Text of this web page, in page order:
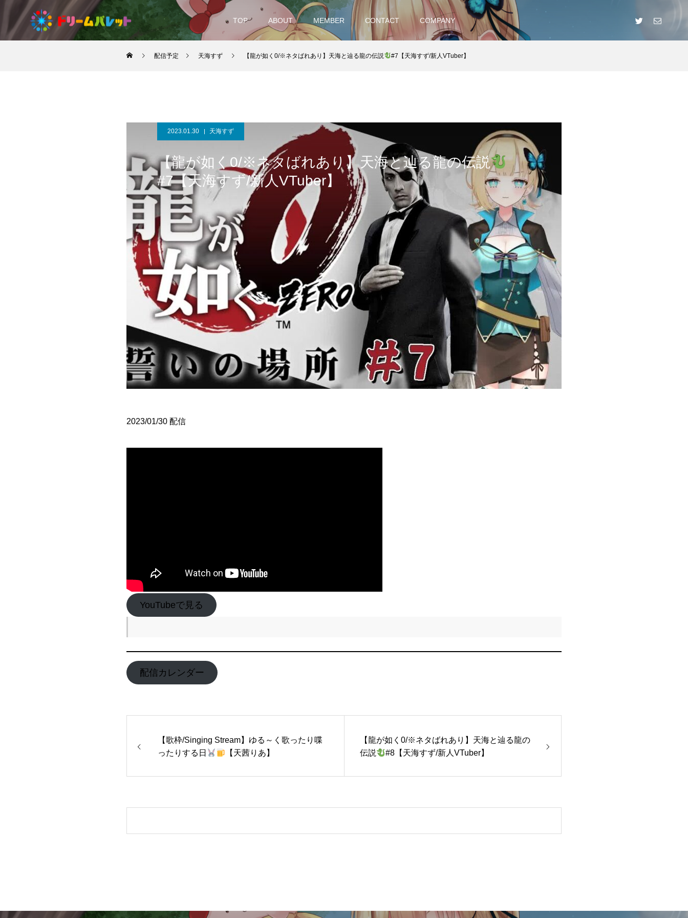
TOP ABOUT MEMBER CONTACT COMPANY
配信予定 天海すず 【龍が如く0/※ネタばれあり】天海と辿る龍の伝説 #7【天海すず/新人VTuber】
2023.01.30 天海すず
【龍が如く0/※ネタばれあり】天海と辿る龍の伝説
#7【天海すず/新人VTuber】
2023/01/30 配信
YouTubeで見る
配信カレンダー
【歌枠/Singing Stream】ゆる～く歌ったり喋
ったりする日
【天茜りあ】
【龍が如く0/※ネタばれあり】天海と辿る龍の
伝説
#8【天海すず/新人VTuber】